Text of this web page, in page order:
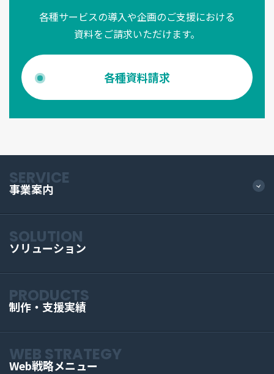
各種サービスの導入や企画のご支援における
資料をご請求いただけます。
各種資料請求
SERVICE
事業案内
SOLUTION
ソリューション
PRODUCTS
制作・支援実績
WEB STRATEGY
Web戦略メニュー